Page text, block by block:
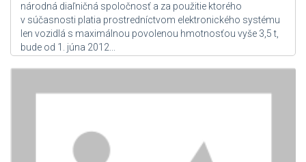
národná diaľničná spoločnosť a za použitie ktorého
v súčasnosti platia prostredníctvom elektronického systému
len vozidlá s maximálnou povolenou hmotnosťou vyše 3,5 t,
bude od 1. júna 2012...
Zdroj: User Admin